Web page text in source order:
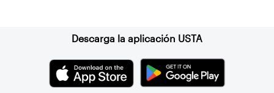
Descarga la aplicación USTA